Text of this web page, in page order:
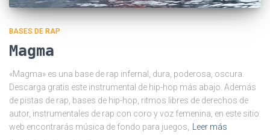
BASES DE RAP
Magma
«Magma» es una base de rap infernal, dura, poderosa, oscura.
Descarga gratis este instrumental de hip-hop más abajo. Además
de pistas de rap, bases de hip-hop, ritmos libres de derechos de
autor, instrumentales de rap con coro y voz femenina, en este sitio
web encontrarás música de fondo para juegos,
Leer más